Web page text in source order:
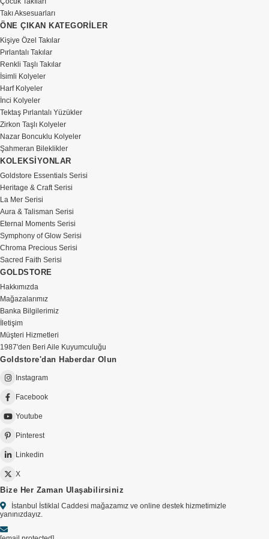
Takı Aksesuarları
ÖNE ÇIKAN KATEGORİLER
Kişiye Özel Takılar
Pırlantalı Takılar
Renkli Taşlı Takılar
İsimli Kolyeler
Harf Kolyeler
İnci Kolyeler
Tektaş Pırlantalı Yüzükler
Zirkon Taşlı Kolyeler
Nazar Boncuklu Kolyeler
Şahmeran Bileklikler
KOLEKSİYONLAR
Goldstore Essentials Serisi
Heritage & Craft Serisi
La Mer Serisi
Aura & Talisman Serisi
Eternal Moments Serisi
Symphony of Glow Serisi
Chroma Precious Serisi
Sacred Faith Serisi
GOLDSTORE
Hakkımızda
Mağazalarımız
Banka Bilgilerimiz
İletişim
Müşteri Hizmetleri
1987'den Beri Aile Kuyumculuğu
Goldstore'dan Haberdar Olun
Instagram
Facebook
Youtube
Pinterest
Linkedin
X
Bize Her Zaman Ulaşabilirsiniz
İstanbul İstiklal Caddesi mağazamız ve online destek hizmetimizle
yanınızdayız.